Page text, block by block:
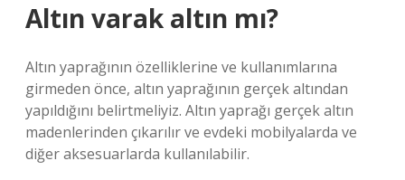
Altın varak altın mı?
Altın yaprağının özelliklerine ve kullanımlarına
girmeden önce, altın yaprağının gerçek altından
yapıldığını belirtmeliyiz. Altın yaprağı gerçek altın
madenlerinden çıkarılır ve evdeki mobilyalarda ve
diğer aksesuarlarda kullanılabilir.